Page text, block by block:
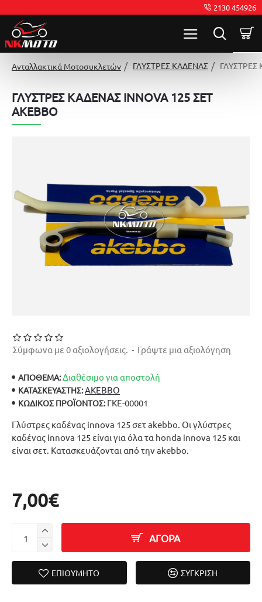
2130 454926
Ανταλλακτικά Μοτοσυκλετών ΓΛΥΣΤΡΕΣ ΚΑΔΕΝΑΣ ΓΛΥΣΤΡΕΣ
ΓΛΥΣΤΡΕΣ ΚΑΔΕΝΑΣ INNOVA 125 ΣΕΤ
AKEBBO
Γλύστρες καδένας innova 125 σετ akebbo. Οι γλύστρες
καδένας innova 125 είναι για όλα τα honda innova 125 και
είναι σετ. Κατασκευάζονται από την akebbo.
ΑΠΟΘΕΜΑ:Διαθέσιμο για αποστολή
ΚΑΤΑΣΚΕΥΑΣΤΉΣ:AKEBBO
ΚΩΔΙΚΌΣ ΠΡΟΪΌΝΤΟΣ: ΓΚΕ-00001
Σύμφωνα με 0 αξιολογήσεις. - Γράψτε μια αξιολόγηση
7,00€
ΑΓΟΡΑ
ΕΠΙΘΥΜΗΤΌ ΣΎΓΚΡΙΣΗ